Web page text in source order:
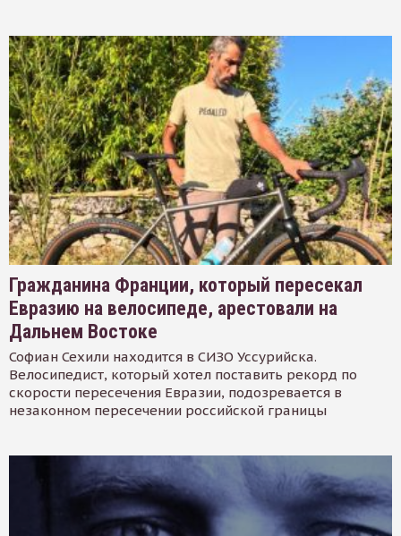
Гражданина Франции, который пересекал
Евразию на велосипеде, арестовали на
Дальнем Востоке
Софиан Сехили находится в СИЗО Уссурийска.
Велосипедист, который хотел поставить рекорд по
скорости пересечения Евразии, подозревается в
незаконном пересечении российской границы